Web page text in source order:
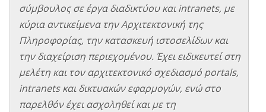
σύμβουλος σε έργα διαδικτύου και intranets, με
κύρια αντικείμενα την Αρχιτεκτονική της
Πληροφορίας, την κατασκευή ιστοσελίδων και
την διαχείριση περιεχομένου. Έχει ειδικευτεί στη
μελέτη και τον αρχιτεκτονικό σχεδιασμό portals,
intranets και δικτυακών εφαρμογών, ενώ στο
παρελθόν έχει ασχοληθεί και με τη